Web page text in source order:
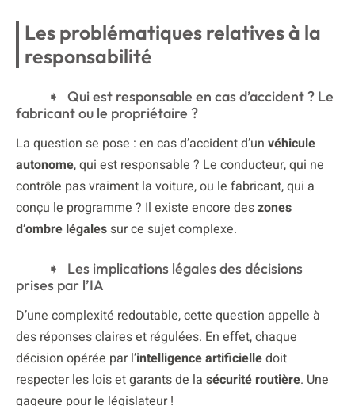
Les problématiques relatives à la
responsabilité
Qui est responsable en cas d’accident ? Le
fabricant ou le propriétaire ?
La question se pose : en cas d’accident d’un véhicule
autonome, qui est responsable ? Le conducteur, qui ne
contrôle pas vraiment la voiture, ou le fabricant, qui a
conçu le programme ? Il existe encore deszones
d’ombre légales sur ce sujet complexe.
Les implications légales des décisions
prises par l’IA
D’une complexité redoutable, cette question appelle à
des réponses claires et régulées. En effet, chaque
décision opérée par l’intelligence artificielledoit
respecter les lois et garants de la sécurité routière. Une
gageure pour le législateur !